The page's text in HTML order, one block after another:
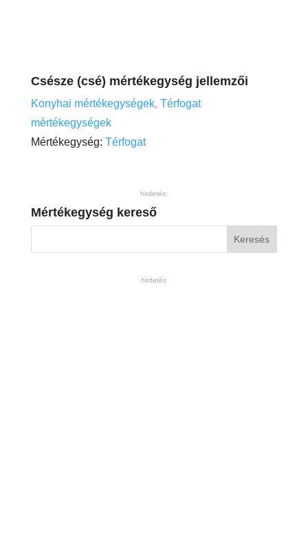
Csésze (csé) mértékegység jellemzői
Konyhai mértékegységek, Térfogat
mértékegységek
Mértékegység: Térfogat
hirdetés:
Mértékegység kereső
hirdetés